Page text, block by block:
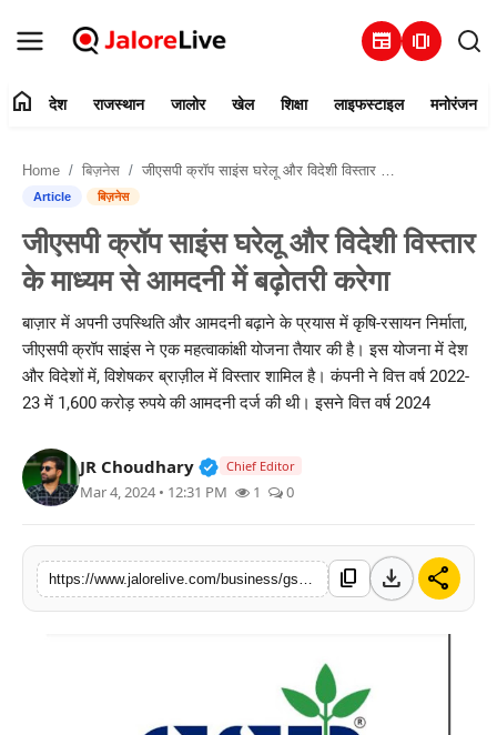
newspaper amp_stories
संपर्क करें
देश
जालोर
खेल
शिक्षा
मनोरंजन
home देश राजस्थान जालोर खेल शिक्षा लाइफस्टाइल मनोरंजन
Home बिज़नेस जीएसपी क्रॉप साइंस घरेलू और विदेशी विस्तार के माध्यम से आमदनी में बढ़ोतरी करेगा
Article बिज़नेस
जीएसपी क्रॉप साइंस घरेलू और विदेशी विस्तार
के माध्यम से आमदनी में बढ़ोतरी करेगा
बाज़ार में अपनी उपस्थिति और आमदनी बढ़ाने के प्रयास में कृषि-रसायन निर्माता,
जीएसपी क्रॉप साइंस ने एक महत्वाकांक्षी योजना तैयार की है। इस योजना में देश
और विदेशों में, विशेषकर ब्राज़ील में विस्तार शामिल है। कंपनी ने वित्त वर्ष 2022-
23 में 1,600 करोड़ रुपये की आमदनी दर्ज की थी। इसने वित्त वर्ष 2024
JR Choudhary Verified Public Figure • 30 Mar,
Chief Editor
Mar 4, 2024 • 12:31 PM 1 0
content_copy download share